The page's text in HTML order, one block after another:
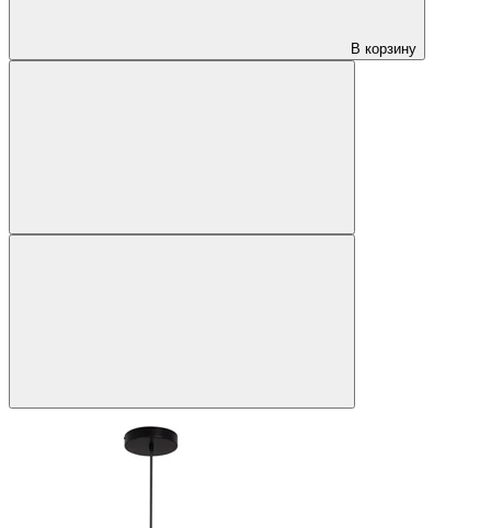
В корзину